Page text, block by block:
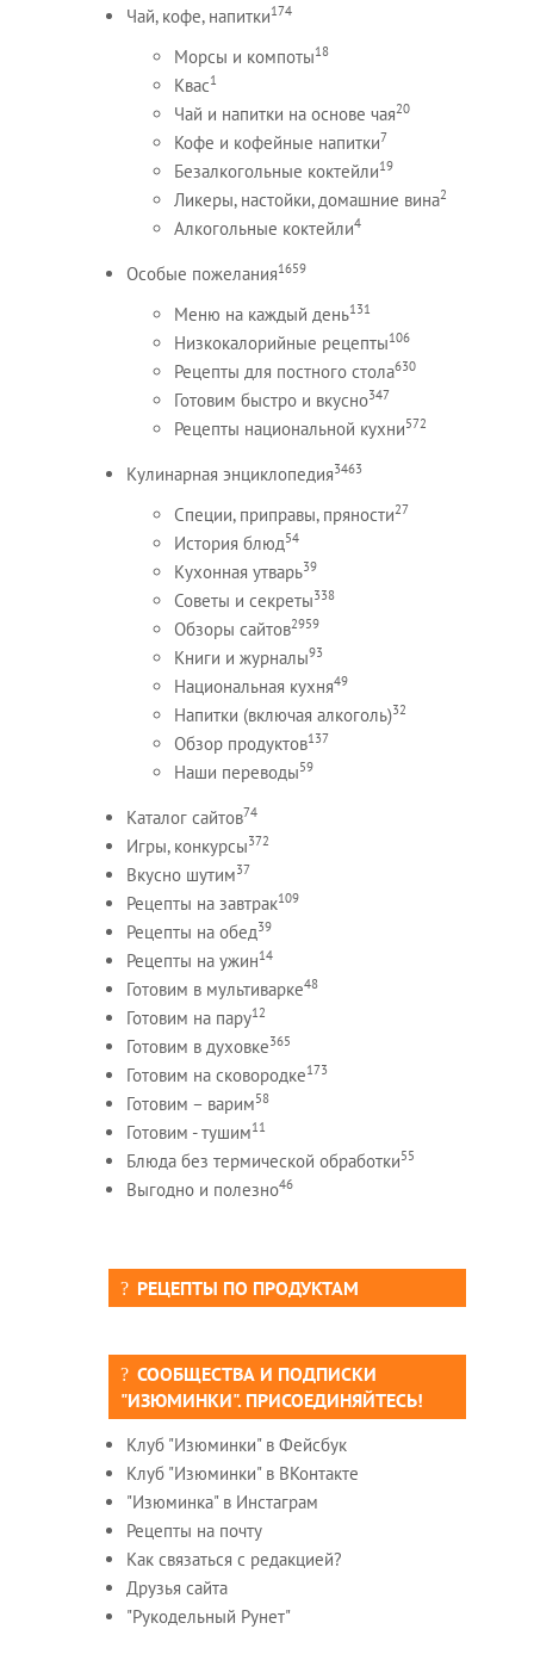
Чай, кофе, напитки174
Морсы и компоты18
Квас1
Чай и напитки на основе чая20
Кофе и кофейные напитки7
Безалкогольные коктейли19
Ликеры, настойки, домашние вина2
Алкогольные коктейли4
Особые пожелания1659
Меню на каждый день131
Низкокалорийные рецепты106
Рецепты для постного стола630
Готовим быстро и вкусно347
Рецепты национальной кухни572
Кулинарная энциклопедия3463
Специи, приправы, пряности27
История блюд54
Кухонная утварь39
Советы и секреты338
Обзоры сайтов2959
Книги и журналы93
Национальная кухня49
Напитки (включая алкоголь)32
Обзор продуктов137
Наши переводы59
Каталог сайтов74
Игры, конкурсы372
Вкусно шутим37
Рецепты на завтрак109
Рецепты на обед39
Рецепты на ужин14
Готовим в мультиварке48
Готовим на пару12
Готовим в духовке365
Готовим на сковородке173
Готовим – варим58
Готовим - тушим11
Блюда без термической обработки55
Выгодно и полезно46
РЕЦЕПТЫ ПО ПРОДУКТАМ
СООБЩЕСТВА И ПОДПИСКИ
"ИЗЮМИНКИ". ПРИСОЕДИНЯЙТЕСЬ!
Клуб "Изюминки" в Фейсбук
Клуб "Изюминки" в ВКонтакте
"Изюминка" в Инстаграм
Рецепты на почту
Как связаться с редакцией?
Друзья сайта
"Рукодельный Рунет"